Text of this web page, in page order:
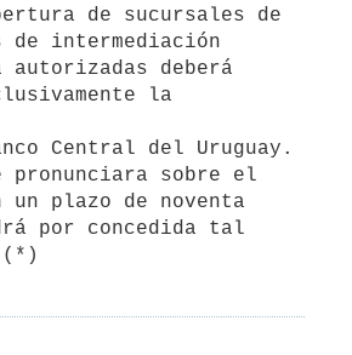
de intermediación
deberá
la
Central del Uruguay.
pronunciara sobre el
plazo de noventa
por concedida tal